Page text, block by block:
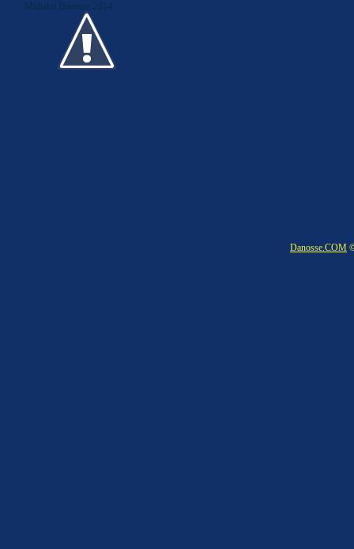
Midiakit Danosse 2014
Danosse.COM